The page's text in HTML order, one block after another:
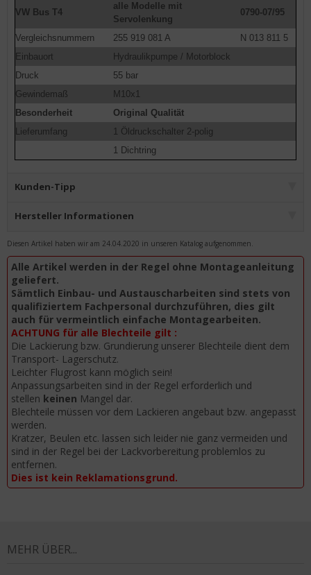
VW Bus T4
alle Modelle mit
Servolenkung
0790-07/95
Vergleichsnummern 255 919 081 A
N 013 811 5
Einbauort
Hydraulikpumpe / Motorblock
Druck
55 bar
Gewindemaß
M10x1
Besonderheit
Original Qualität
Lieferumfang
1 Öldruckschalter 2-polig
1 Dichtring
Kunden-Tipp
Hersteller Informationen
Diesen Artikel haben wir am 24.04.2020 in unseren Katalog aufgenommen.
Alle Artikel werden in der Regel ohne Montageanleitung
geliefert.
Sämtlich Einbau- und Austauscharbeiten sind stets von
qualifiziertem Fachpersonal durchzuführen, dies gilt
auch für vermeintlich einfache Montagearbeiten.
ACHTUNG für alle Blechteile gilt :
Die Lackierung bzw. Grundierung unserer Blechteile dient dem
Transport- Lagerschutz.
Leichter Flugrost kann möglich sein!
Anpassungsarbeiten sind in der Regel erforderlich und
stellen keinen Mangel dar.
Blechteile müssen vor dem Lackieren angebaut bzw. angepasst
werden.
Kratzer, Beulen etc. lassen sich leider nie ganz vermeiden und
sind in der Regel bei der Lackvorbereitung problemlos zu
entfernen.
Dies ist kein Reklamationsgrund.
MEHR ÜBER...